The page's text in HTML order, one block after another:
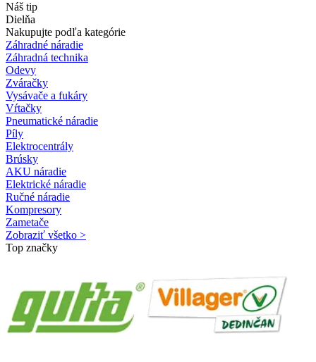
Náš tip
Dielňa
Nakupujte podľa kategórie
Záhradné náradie
Záhradná technika
Odevy
Zváračky
Vysávače a fukáry
Vŕtačky
Pneumatické náradie
Píly
Elektrocentrály
Brúsky
AKU náradie
Elektrické náradie
Ručné náradie
Kompresory
Zametače
Zobraziť všetko >
Top značky